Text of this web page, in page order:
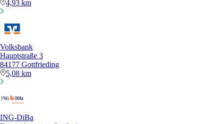
4,93 km
Volksbank
Hauptstraße 3
84177 Gottfrieding
5,08 km
ING-DiBa